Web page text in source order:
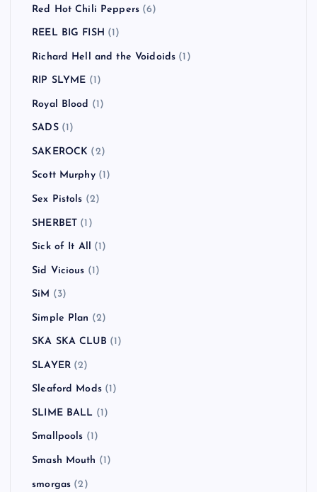
Red Hot Chili Peppers (6)
REEL BIG FISH (1)
Richard Hell and the Voidoids (1)
RIP SLYME (1)
Royal Blood (1)
SADS(1)
SAKEROCK (2)
Scott Murphy(1)
Sex Pistols (2)
SHERBET (1)
Sick of It All (1)
Sid Vicious (1)
SiM (3)
Simple Plan (2)
SKA SKA CLUB (1)
SLAYER(2)
Sleaford Mods(1)
SLIME BALL (1)
Smallpools (1)
Smash Mouth (1)
smorgas (2)